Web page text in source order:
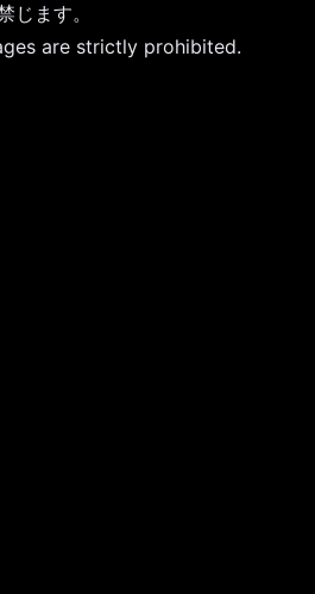
ます。
are strictly prohibited.